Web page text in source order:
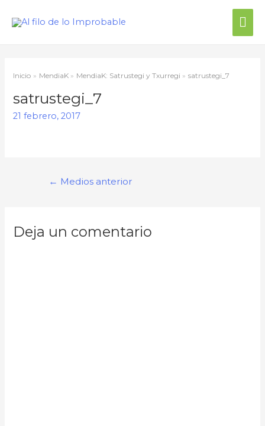
Inicio MendiaK MendiaK: Satrustegi y Txurregi satrustegi_7
satrustegi_7
21 febrero, 2017
Navegación
← Medios anterior
Deja un comentario